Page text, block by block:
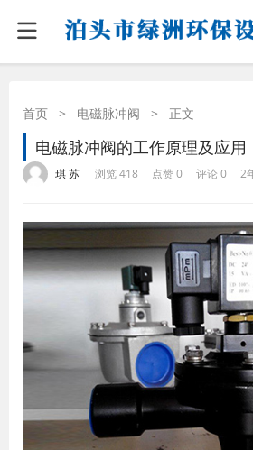
首页 > 电磁脉冲阀 > 正文
电磁脉冲阀的工作原理及应用
琪 苏 浏览 418 点赞 0 评论 0 2